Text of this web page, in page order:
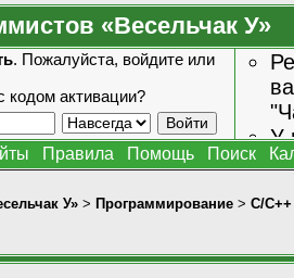
«Весельчак У»
. Пожалуйста, войдите или
кодом активации?
У
Правила Помощь Поиск
У» > Программирование > C/C++